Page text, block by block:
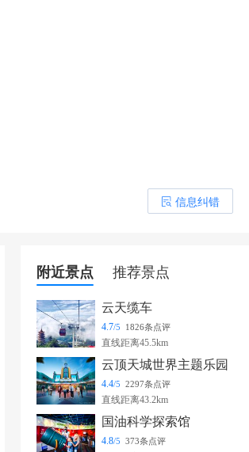
󰎒 信息纠错
附近景点 推荐景点
云天缆车
4.7/5 1826条点评
直线距离45.5km
云顶天城世界主题乐园
4.4/5 2297条点评
直线距离43.2km
国油科学探索馆
4.8/5 373条点评